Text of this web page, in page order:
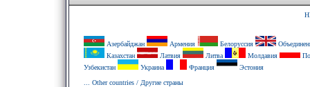
Азербайджан Армения Белоруссия
Казахстан
Латвия Литва Молдавия
Узбекистан
Украина Франция
Эстония
... Other countries / Другие страны